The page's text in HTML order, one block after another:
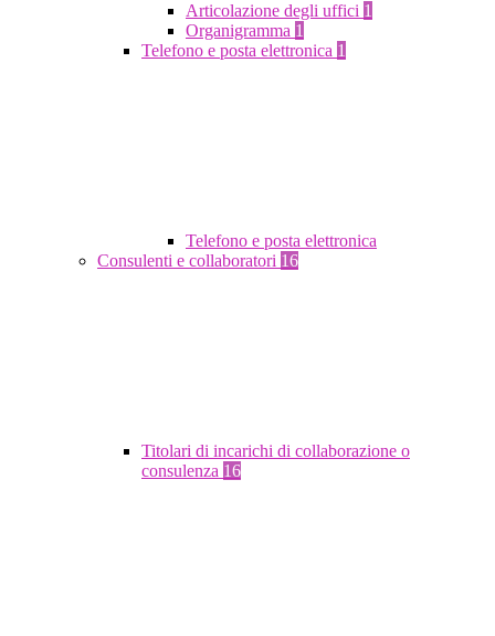
Articolazione degli uffici 1
Organigramma 1
Telefono e posta elettronica 1
Telefono e posta elettronica
Consulenti e collaboratori 16
Titolari di incarichi di collaborazione o
consulenza 16